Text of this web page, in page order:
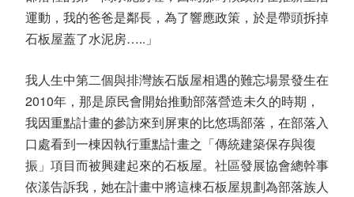
運動，我的爸爸是鄰長，為了響應政策，於是帶頭拆掉
石板屋蓋了水泥房…..」
我人生中第二個與排灣族石版屋相遇的難忘場景發生在
2010年，那是原民會開始推動部落營造未久的時期，
我因重點計畫的參訪來到屏東的比悠瑪部落，在部落入
口處看到一棟因執行重點計畫之「傳統建築保存與復
振」項目而被興建起來的石板屋。社區發展協會總幹事
依漾告訴我，她在計畫中將這棟石板屋規劃為部落族人